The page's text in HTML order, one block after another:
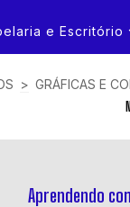
e Escritório
> GRÁFICAS E
Aprendendo